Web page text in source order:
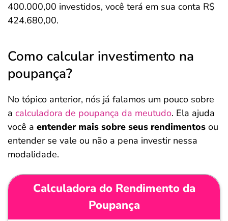
400.000,00 investidos, você terá em sua conta R$
424.680,00.
Como calcular investimento na
poupança?
No tópico anterior, nós já falamos um pouco sobre
a calculadora de poupança da meutudo. Ela ajuda
você a entender mais sobre seus rendimentos ou
entender se vale ou não a pena investir nessa
modalidade.
Calculadora do Rendimento da
Poupança